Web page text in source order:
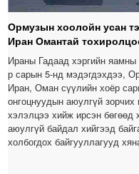
Ормузын хоолойн усан
Иран Омантай
Ираны Гадаад хэргийн
р сарын 5-нд мэдэгдэхдээ,
Иран, Оман сүүлийн хоёр
онгоцнуудын аюулгүй
хэлэлцээ хийж ирсэн бөгөөд
аюулгүй байдал хийгээд
холбогдох байгууллагууд